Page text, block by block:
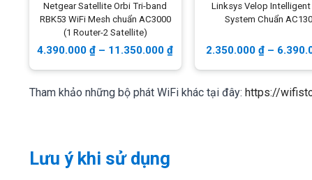
Netgear Satellite Orbi Tri-band
RBK53 WiFi Mesh chuẩn AC3000
(1 Router-2 Satellite)
4.390.000₫ – 11.350.000₫
Linksys Velop Intelligent
System Chuẩn
2.350.000₫ –
Tham khảo những bộ phát WiFi khác tại đây: https://
Lưu ý khi sử dụng